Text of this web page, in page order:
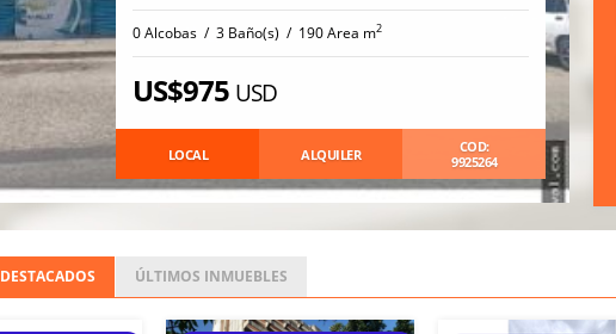
0 Alcobas / 3 Baño(s) / 190 Area m2
US$975 USD
LOCAL ALQUILER
COD:
9925264
DESTACADOS ÚLTIMOS INMUEBLES